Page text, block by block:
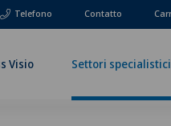
Telefono Contatto
Visio Settori specialistici